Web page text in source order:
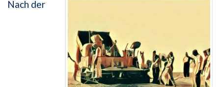
Nach der